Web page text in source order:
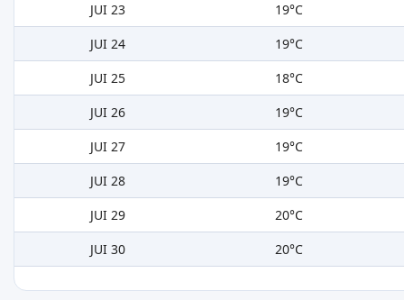
JUI 23
19°C
JUI 24
19°C
JUI 25
18°C
JUI 26
19°C
JUI 27
19°C
JUI 28
19°C
JUI 29
20°C
JUI 30
20°C